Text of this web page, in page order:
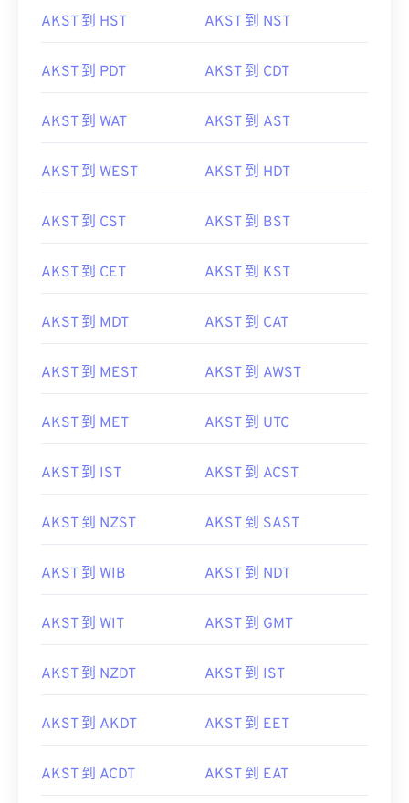
AKST 到 HST AKST 到 NST
AKST 到 PDT AKST 到 CDT
AKST 到 WAT AKST 到 AST
AKST 到 WEST AKST 到 HDT
AKST 到 CST AKST 到 BST
AKST 到 CET AKST 到 KST
AKST 到 MDT AKST 到 CAT
AKST 到 MEST AKST 到 AWST
AKST 到 MET AKST 到 UTC
AKST 到 IST AKST 到 ACST
AKST 到 NZST AKST 到 SAST
AKST 到 WIB AKST 到 NDT
AKST 到 WIT AKST 到 GMT
AKST 到 NZDT AKST 到 IST
AKST 到 AKDT AKST 到 EET
AKST 到 ACDT AKST 到 EAT